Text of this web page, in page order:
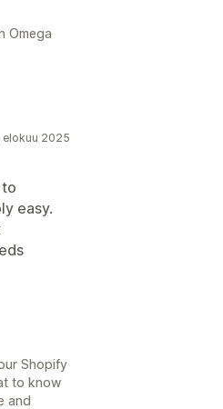
Omega
elokuu 2025
easy.
Shopify
to know
and